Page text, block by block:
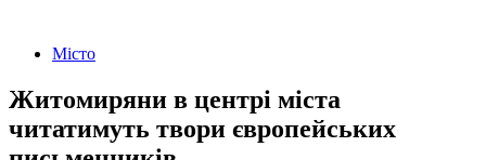
Місто
Житомиряни в центрі міста
читатимуть твори європейських